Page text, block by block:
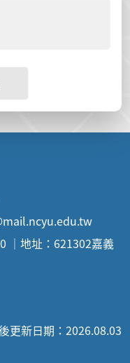
｜地址：621302嘉義
更新日期：2026.08.03